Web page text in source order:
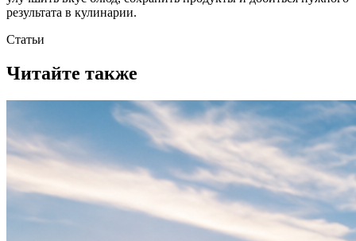
результата в кулинарии.
Статьи
Читайте также